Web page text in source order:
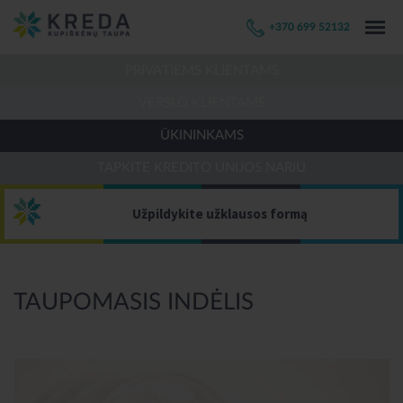
+370 699 52132
ŪKININKAMS
Užpildykite užklausos formą
TAUPOMASIS INDĖLIS